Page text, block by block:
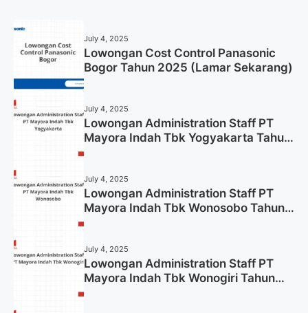
July 4, 2025
Lowongan Cost Control Panasonic
Bogor Tahun 2025 (Lamar Sekarang)
July 4, 2025
Lowongan Administration Staff PT
Mayora Indah Tbk Yogyakarta Tahun
July 4, 2025
Lowongan Administration Staff PT
Mayora Indah Tbk Wonosobo Tahun
July 4, 2025
Lowongan Administration Staff PT
Mayora Indah Tbk Wonogiri Tahun